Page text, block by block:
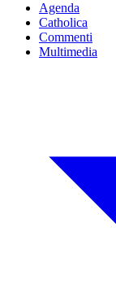
Agenda
Catholica
Commenti
Multimedia